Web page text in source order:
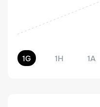
1G 1H 1A